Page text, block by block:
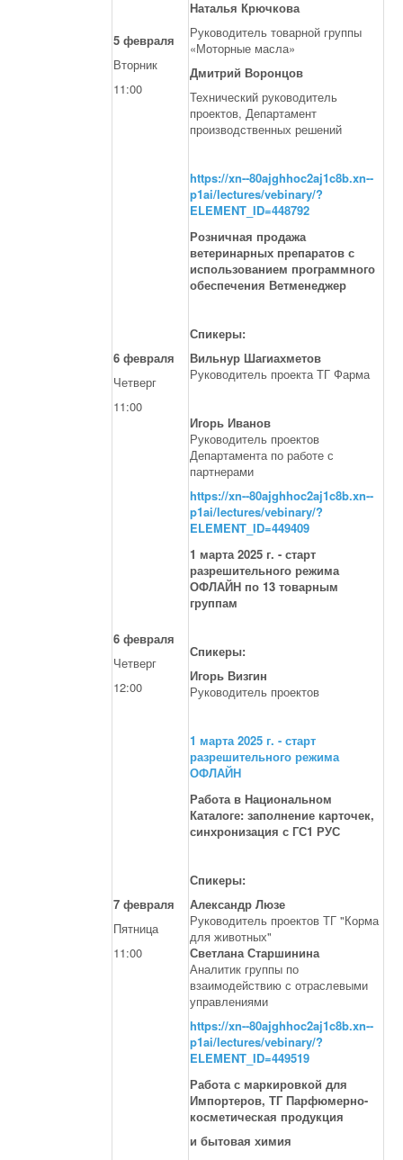
5 февраля
Вторник
11:00
Наталья Крючкова
Руководитель товарной группы
«Моторные масла»
Дмитрий Воронцов
Технический руководитель
проектов, Департамент
производственных решений
https://xn--80ajghhoc2aj1c8b.xn--
p1ai/lectures/vebinary/?
ELEMENT_ID=448792
6 февраля
Четверг
11:00
Розничная продажа
ветеринарных препаратов с
использованием программного
обеспечения Ветменеджер
Спикеры:
Вильнур Шагиахметов
Руководитель проекта ТГ Фарма
Игорь Иванов
Руководитель проектов
Департамента по работе с
партнерами
https://xn--80ajghhoc2aj1c8b.xn--
p1ai/lectures/vebinary/?
ELEMENT_ID=449409
6 февраля
Четверг
12:00
1 марта 2025 г. - старт
разрешительного режима
ОФЛАЙН по 13 товарным
группам
Спикеры:
Игорь Визгин
Руководитель проектов
1 марта 2025 г. - старт
разрешительного режима
ОФЛАЙН
7 февраля
Пятница
11:00
Работа в Национальном
Каталоге: заполнение карточек,
синхронизация с ГС1 РУС
Спикеры:
Александр Люзе
Руководитель проектов ТГ "Корма
для животных"
Светлана Старшинина
Аналитик группы по
взаимодействию с отраслевыми
управлениями
https://xn--80ajghhoc2aj1c8b.xn--
p1ai/lectures/vebinary/?
ELEMENT_ID=449519
Работа с маркировкой для
Импортеров, ТГ Парфюмерно-
косметическая продукция
и бытовая химия